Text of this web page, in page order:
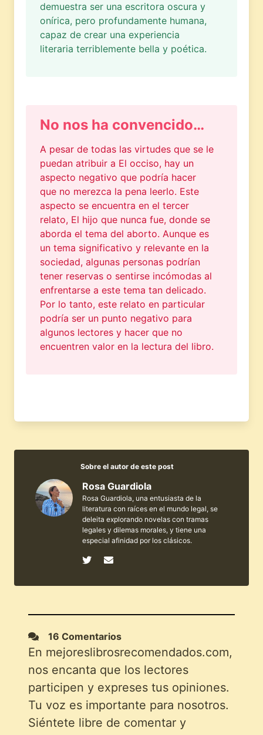
demuestra ser una escritora oscura y
onírica, pero profundamente humana,
capaz de crear una experiencia
literaria terriblemente bella y poética.
No nos ha convencido…
A pesar de todas las virtudes que se le
puedan atribuir a El occiso, hay un
aspecto negativo que podría hacer
que no merezca la pena leerlo. Este
aspecto se encuentra en el tercer
relato, El hijo que nunca fue, donde se
aborda el tema del aborto. Aunque es
un tema significativo y relevante en la
sociedad, algunas personas podrían
tener reservas o sentirse incómodas al
enfrentarse a este tema tan delicado.
Por lo tanto, este relato en particular
podría ser un punto negativo para
algunos lectores y hacer que no
encuentren valor en la lectura del libro.
Sobre el autor de este post
Rosa Guardiola
Rosa Guardiola, una entusiasta de la
literatura con raíces en el mundo legal, se
deleita explorando novelas con tramas
legales y dilemas morales, y tiene una
especial afinidad por los clásicos.
16 Comentarios
En mejoreslibrosrecomendados.com,
nos encanta que los lectores
participen y expreses tus opiniones.
Tu voz es importante para nosotros.
Siéntete libre de comentar y